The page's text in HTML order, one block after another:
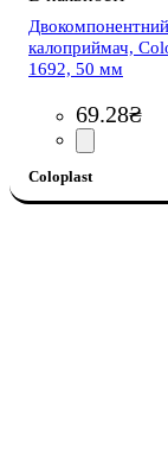
Двокомпонентний
калоприймач,
1692, 50 мм
69.28₴
Coloplast